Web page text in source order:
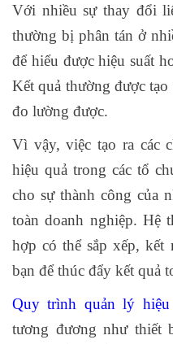
Với nhiều sự thay đổi
thường bị phân tán ở
để hiểu được hiệu suất
Kết quả thường được
đo lường được.
Vì vậy, việc tạo ra các
hiệu quả trong các tổ
cho sự thành công của
toàn doanh nghiệp. Hệ
hợp có thể sắp xếp,
bạn để thúc đẩy kết quả
Quy trình quản lý hiệu
tương đương như thiết